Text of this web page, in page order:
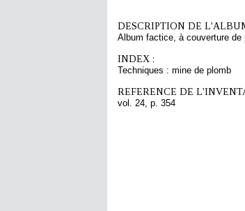
DESCRIPTION DE
Album factice, à couverture
INDEX :
Techniques : mine de plomb
REFERENCE DE
vol. 24, p. 354